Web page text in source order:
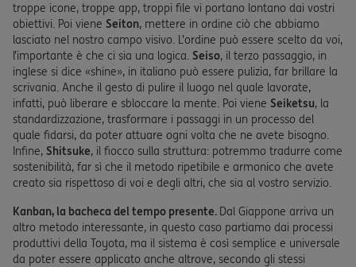
troppe icone, troppe app, troppi file vi portano lontano dai vostri
obiettivi. Poi viene Seiton, mettere in ordine ciò che abbiamo
lasciato nel nostro campo visivo. L’ordine può essere scelto da voi,
l’importante è che ci sia una logica. Seiso, il terzo passaggio, in
inglese si dice «shine», in italiano può essere pulizia, far brillare la
scrivania. Anche il gesto di pulire il luogo nel quale lavorate,
infatti, può liberare e sbloccare la mente. Poi viene Seiketsu, la
standardizzazione, trasformare i passaggi in un processo del
quale fidarsi, da poter attuare ogni volta che ne avete bisogno.
Infine, Shitsuke, il fiocco sulla struttura: potremmo tradurre come
sostenibilità, far sì che il metodo ripetibile e armonico che avete
creato sia rispettoso di voi e degli altri, che sia al vostro servizio.
Kanban, la bacheca del tempo presente. Dal Giappone arriva un
altro metodo interessante, in questo caso partiamo dai processi
produttivi della Toyota, ma il sistema è così semplice e universale
da poter essere applicato anche altrove, secondo gli stessi